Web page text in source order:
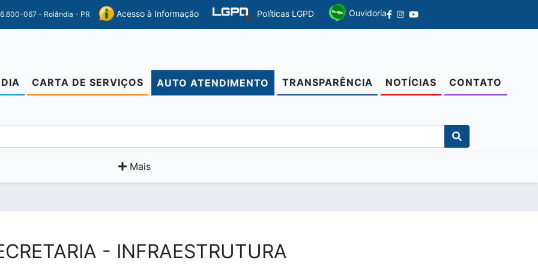
067 - Rolândia - PR Acesso à Informação Políticas LGPD Ouvidoria
CARTA DE SERVIÇOS AUTO ATENDIMENTO TRANSPARÊNCIA NOTÍCIAS CONTATO
Mais
- INFRAESTRUTURA